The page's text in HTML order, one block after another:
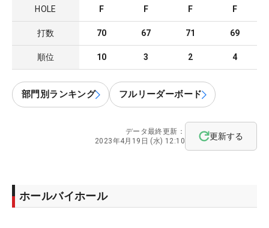
HOLE F F F F
打数 70 67 71 69
順位 10 3 2 4
部門別ランキング フルリーダーボード
データ最終更新：
2023年4月19日 (水) 12:10
更新する
ホールバイホール